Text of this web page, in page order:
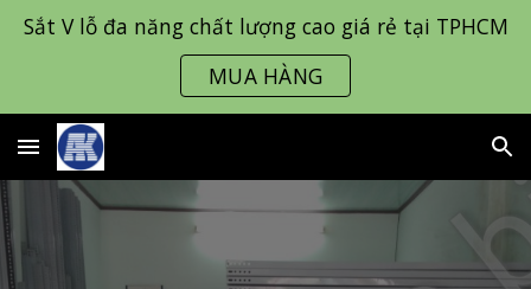
Skip to main content Skip to navigation
Sắt V lỗ đa năng chất lượng cao giá rẻ tại TPHCM
MUA HÀNG